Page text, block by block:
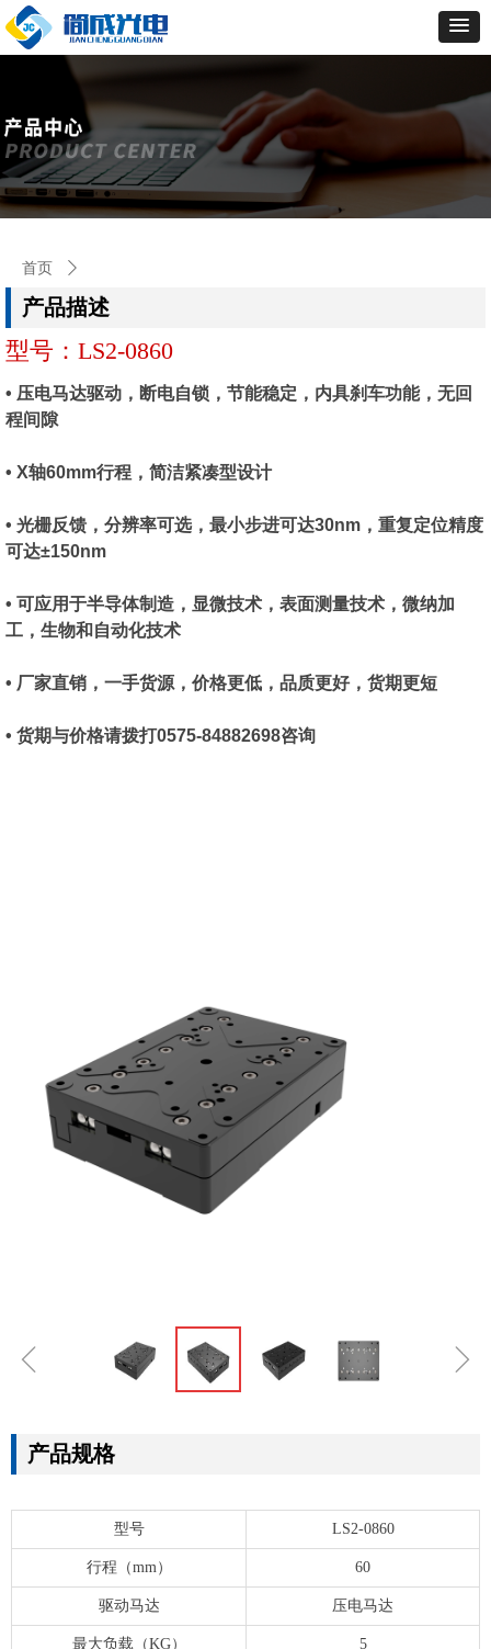
首页 ꄲ
ꁆ ꁇ
型号：LS2-0860
• 压电马达驱动，断电自锁，节能稳定，内具刹车功能，无回
程间隙
• X轴60mm行程，简洁紧凑型设计
• 光栅反馈，分辨率可选，最小步进可达30nm，重复定位精度
可达±150nm
• 可应用于半导体制造，显微技术，表面测量技术，微纳加
工，生物和自动化技术
• 厂家直销，一手货源，价格更低，品质更好，货期更短
• 货期与价格请拨打0575-84882698咨询
产品描述
型号 LS2-0860
行程（mm） 60
驱动马达 压电马达
最大负载（KG） 5
产品规格